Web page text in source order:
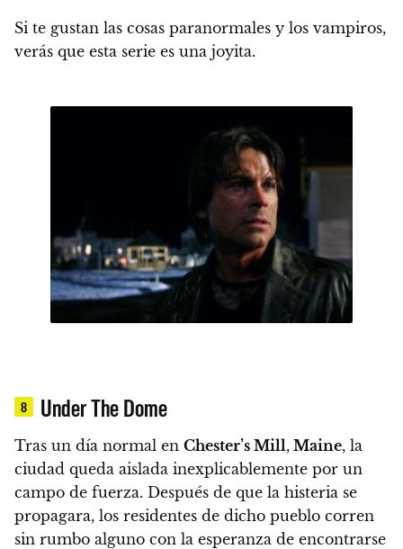
Si te gustan las cosas paranormales y los vampiros,
verás que esta serie es una joyita.
8 Under The Dome
Tras un día normal en Chester’s Mill, Maine, la
ciudad queda aislada inexplicablemente por un
campo de fuerza. Después de que la histeria se
propagara, los residentes de dicho pueblo corren
sin rumbo alguno con la esperanza de encontrarse